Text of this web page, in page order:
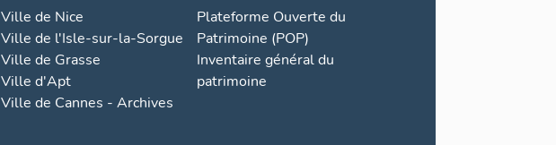
Ville de Nice
Ville de l'Isle-sur-la-Sorgue
Ville de Grasse
Ville d'Apt
Ville de Cannes - Archives
Plateforme Ouverte du
Patrimoine (POP)
Inventaire général du
patrimoine